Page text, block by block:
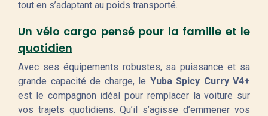
tout en s’adaptant au poids transporté.
Un vélo cargo pensé pour la famille et le
quotidien
Avec ses équipements robustes, sa puissance et sa
grande capacité de charge, le Yuba Spicy Curry V4+
est le compagnon idéal pour remplacer la voiture sur
vos trajets quotidiens. Qu’il s’agisse d’emmener vos